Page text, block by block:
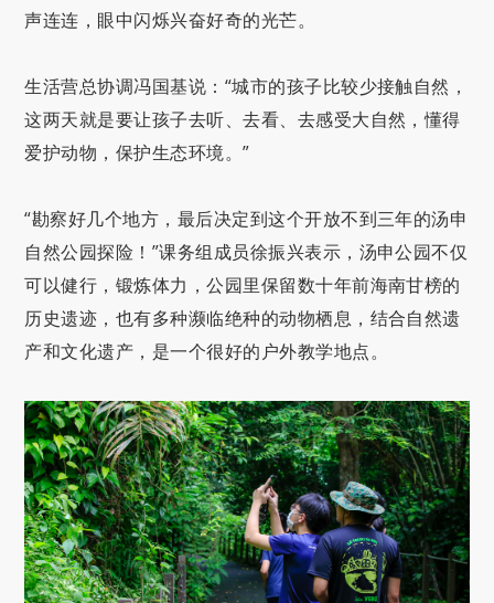
声连连，眼中闪烁兴奋好奇的光芒。
生活营总协调冯国基说：“城市的孩子比较少接触自然，
这两天就是要让孩子去听、去看、去感受大自然，懂得
爱护动物，保护生态环境。”
“勘察好几个地方，最后决定到这个开放不到三年的汤申
自然公园探险！”课务组成员徐振兴表示，汤申公园不仅
可以健行，锻炼体力，公园里保留数十年前海南甘榜的
历史遗迹，也有多种濒临绝种的动物栖息，结合自然遗
产和文化遗产，是一个很好的户外教学地点。